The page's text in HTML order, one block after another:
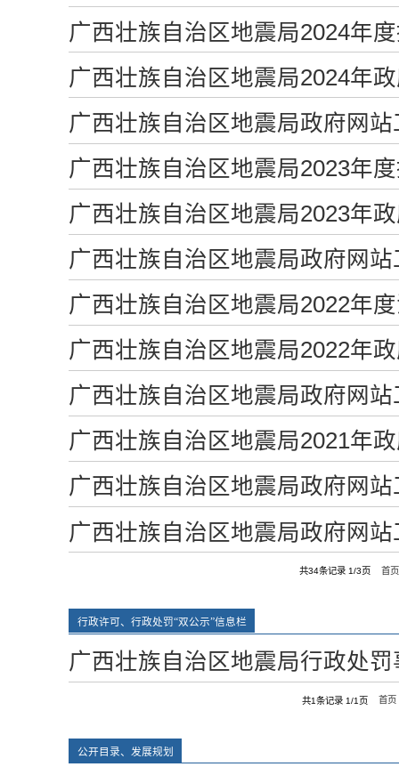
广西壮族自治区地震局2024年
广西壮族自治区地震局2024年
广西壮族自治区地震局政府网
广西壮族自治区地震局2023年
广西壮族自治区地震局2023年
广西壮族自治区地震局政府网
广西壮族自治区地震局2022年
广西壮族自治区地震局2022年
广西壮族自治区地震局政府网
广西壮族自治区地震局2021年
广西壮族自治区地震局政府网
广西壮族自治区地震局政府网
共34条记录 1/3页 首页
行政许可、行政处罚“双公示”信息栏
广西壮族自治区地震局行政处
共1条记录 1/1页 首页
公开目录、发展规划